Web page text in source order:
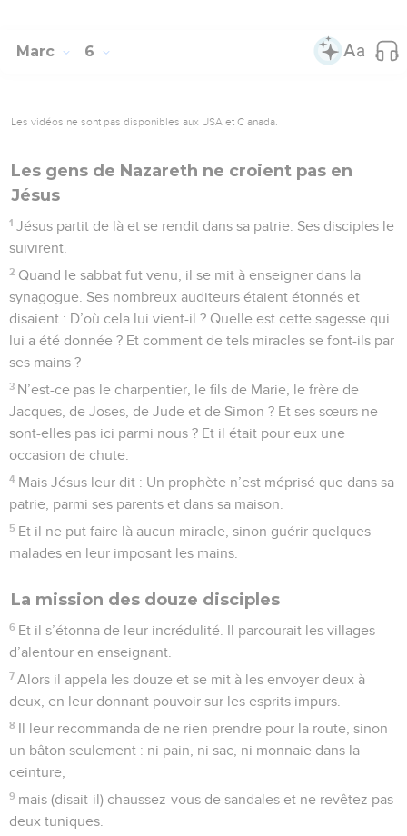
Marc 6
Les vidéos ne sont pas disponibles aux USA et C anada.
Les gens de Nazareth ne croient pas en
Jésus
1 Jésus partit de là et se rendit dans sa patrie. Ses disciples le
suivirent.
2 Quand le sabbat fut venu, il se mit à enseigner dans la
synagogue. Ses nombreux auditeurs étaient étonnés et
disaient : D’où cela lui vient-il ? Quelle est cette sagesse qui
lui a été donnée ? Et comment de tels miracles se font-ils par
ses mains ?
3 N’est-ce pas le charpentier, le fils de Marie, le frère de
Jacques, de Joses, de Jude et de Simon ? Et ses sœurs ne
sont-elles pas ici parmi nous ? Et il était pour eux une
occasion de chute.
4 Mais Jésus leur dit : Un prophète n’est méprisé que dans sa
patrie, parmi ses parents et dans sa maison.
5 Et il ne put faire là aucun miracle, sinon guérir quelques
malades en leur imposant les mains.
La mission des douze disciples
6 Et il s’étonna de leur incrédulité. Il parcourait les villages
d’alentour en enseignant.
7 Alors il appela les douze et se mit à les envoyer deux à
deux, en leur donnant pouvoir sur les esprits impurs.
8 Il leur recommanda de ne rien prendre pour la route, sinon
un bâton seulement : ni pain, ni sac, ni monnaie dans la
ceinture,
9 mais (disait-il) chaussez-vous de sandales et ne revêtez pas
deux tuniques.